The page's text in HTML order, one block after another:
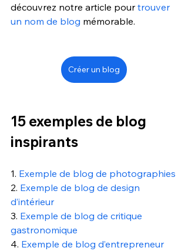
découvrez notre article pour trouver
un nom de blog mémorable.
Créer un blog
15 exemples de blog
inspirants
1. Exemple de blog de photographies
2. Exemple de blog de design
d’intérieur
3. Exemple de blog de critique
gastronomique
4. Exemple de blog d’entrepreneur